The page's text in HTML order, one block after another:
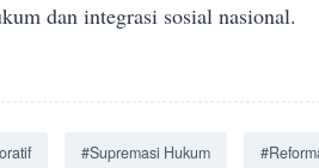
dan integrasi sosial nasional.
#Supremasi Hukum